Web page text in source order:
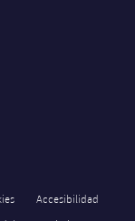
Accesibilidad